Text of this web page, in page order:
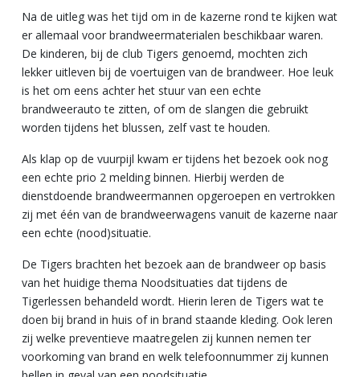
Na de uitleg was het tijd om in de kazerne rond te kijken wat
er allemaal voor brandweermaterialen beschikbaar waren.
De kinderen, bij de club Tigers genoemd, mochten zich
lekker uitleven bij de voertuigen van de brandweer. Hoe leuk
is het om eens achter het stuur van een echte
brandweerauto te zitten, of om de slangen die gebruikt
worden tijdens het blussen, zelf vast te houden.
Als klap op de vuurpijl kwam er tijdens het bezoek ook nog
een echte prio 2 melding binnen. Hierbij werden de
dienstdoende brandweermannen opgeroepen en vertrokken
zij met één van de brandweerwagens vanuit de kazerne naar
een echte (nood)situatie.
De Tigers brachten het bezoek aan de brandweer op basis
van het huidige thema Noodsituaties dat tijdens de
Tigerlessen behandeld wordt. Hierin leren de Tigers wat te
doen bij brand in huis of in brand staande kleding. Ook leren
zij welke preventieve maatregelen zij kunnen nemen ter
voorkoming van brand en welk telefoonnummer zij kunnen